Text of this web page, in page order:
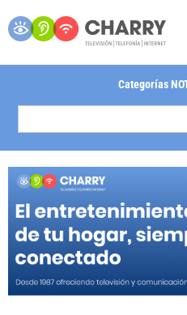
Categorías